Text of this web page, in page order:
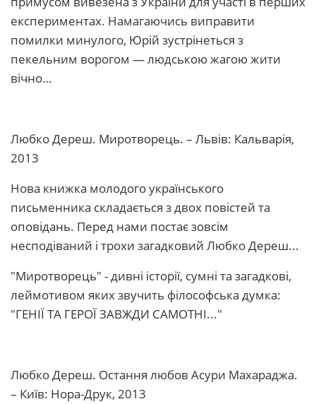
експериментах. Намагаючись виправити
помилки минулого, Юрій зустрінеться з
пекельним ворогом — людською жагою жити
вічно…
Любко Дереш. Миротворець. – Львів: Кальварія,
2013
Нова книжка молодого українського
письменника складається з двох повістей та
оповідань. Перед нами постає зовсім
несподіваний і трохи загадковий Любко Дереш...
"Миротворець" - дивні історії, сумні та загадкові,
леймотивом яких звучить філософська думка:
"ГЕНІЇ ТА ГЕРОЇ ЗАВЖДИ САМОТНІ..."
Любко Дереш. Остання любов Асури Махараджа.
– Київ: Нора-Друк, 2013